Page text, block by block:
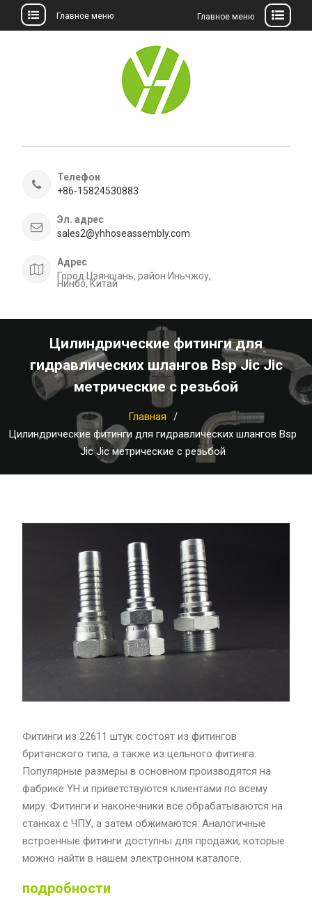
Главное меню Главное меню
Телефон
+86-15824530883
Эл. адрес
sales2@yhhoseassembly.com
Адрес
Город Цзяншань, район Иньчжоу,
Нинбо, Китай
Цилиндрические фитинги для
гидравлических шлангов Bsp Jic Jic
метрические с резьбой
Главная
Цилиндрические фитинги для гидравлических шлангов Bsp
Jic Jic метрические с резьбой
Фитинги из 22611 штук состоят из фитингов
британского типа, а также из цельного фитинга.
Популярные размеры в основном производятся на
фабрике YH и приветствуются клиентами по всему
миру. Фитинги и наконечники все обрабатываются на
станках с ЧПУ, а затем обжимаются. Аналогичные
встроенные фитинги доступны для продажи, которые
можно найти в нашем электронном каталоге.
подробности